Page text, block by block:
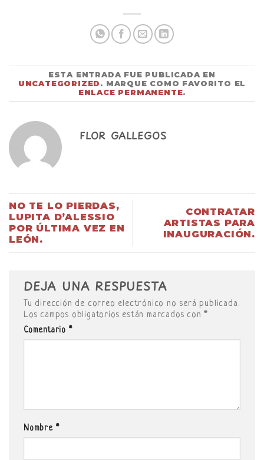
ESTA ENTRADA FUE PUBLICADA EN
UNCATEGORIZED . MARQUE COMO FAVORITO EL
ENLACE PERMANENTE.
FLOR GALLEGOS
NO TE LO PIERDAS,
LUPITA D’ALESSIO
POR ÚLTIMA VEZ EN
LEÓN.
CONTRATAR
ARTISTAS PARA
INAUGURACIÓN.
DEJA UNA RESPUESTA
Tu dirección de correo electrónico no será publicada.
Los campos obligatorios están marcados con*
Comentario *
Nombre *